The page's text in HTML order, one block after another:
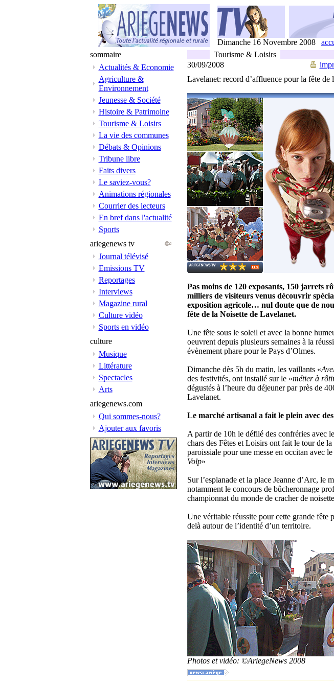
Dimanche 16 Novembre 2008
sommaire
Actualités & Economie
Agriculture &
Environnement
Jeunesse & Société
Histoire & Patrimoine
Tourisme & Loisirs
La vie des communes
Débats & Opinions
Tribune libre
Faits divers
Le saviez-vous?
Animations régionales
Courrier des lecteurs
En bref dans l'actualité
Sports
ariegenews tv
Journal télévisé
Emissions TV
Reportages
Interviews
Magazine rural
Culture vidéo
Sports en vidéo
culture
Musique
Littérature
Spectacles
Arts
ariegenews.com
Qui sommes-nous?
Ajouter aux favoris
Tourisme & Loisirs
30/09/2008
Lavelanet: record d’affluence pour la fête de
Pas moins de 120 exposants, 150 jarrets
milliers de visiteurs venus découvrir
exposition agricole… nul doute que de
fête de la Noisette de Lavelanet.
Une fête sous le soleil et avec la bonne
oeuvrent depuis plusieurs semaines à la
évènement phare pour le Pays d’Olmes.
Dimanche dès 5h du matin, les vaillants «
des festivités, ont installé sur le «métier à
dégustés à l’heure du déjeuner par près de
Lavelanet.
Le marché artisanal a fait le plein avec
A partir de 10h le défilé des confréries avec
chars des Fêtes et Loisirs ont fait le tour de
paroissiale pour une messe en occitan avec
Volp»
Sur l’esplanade et la place Jeanne d’Arc, le
notamment le concours de bûcheronnage
championnat du monde de cracher de
Une véritable réussite pour cette grande fête
delà autour de l’identité d’un territoire.
Photos et vidéo: ©AriegeNews 2008